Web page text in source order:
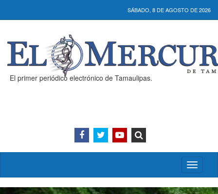
SÁBADO, 8 DE AGOSTO DE 2026
El primer periódico electrónico de Tamaulipas.
Activar/
menú